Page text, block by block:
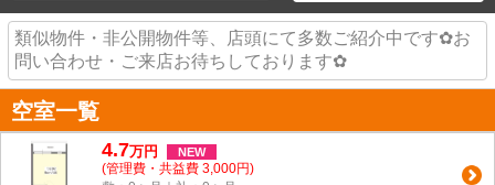
類似物件・非公開物件等、店頭にて多数ご紹介中です✿お
問い合わせ・ご来店お待ちしております✿
空室一覧
4.7万円 NEW
(管理費・共益費 3,000円)